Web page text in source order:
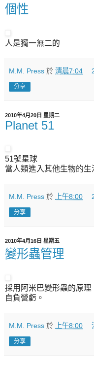
個性
人是獨一無二的
M.M. Press 於 清晨7:04
分享
2010年4月20日 星期二
Planet 51
51號星球
當人類進入其他生物的
M.M. Press 於 上午8:00
分享
2010年4月16日 星期五
變形蟲管理
採用阿米巴變形蟲的原
自負營虧。
M.M. Press 於 上午8:00
分享